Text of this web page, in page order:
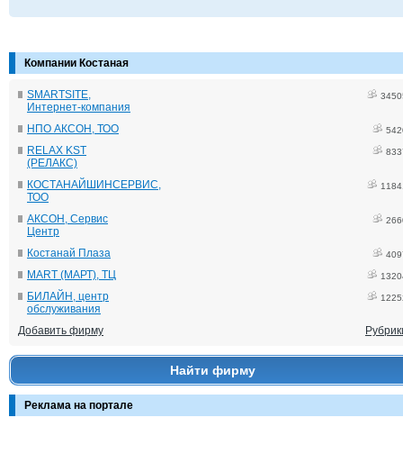
Компании Костаная
SMARTSITE,
Интернет-компания
НПО АКСОН, ТОО
RELAX KST
(РЕЛАКС)
КОСТАНАЙШИНСЕРВИС,
ТОО
АКСОН, Сервис
Центр
Костанай Плаза
MART (МАРТ), ТЦ
БИЛАЙН, центр
обслуживания
Добавить фирму
Найти фирму
Реклама на портале